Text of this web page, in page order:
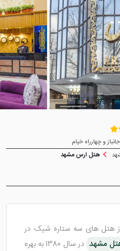
و چهارراه خیام
هتل ارس مشهد
هتل های سه ستاره شیک در
مشهد
در سال 1380 به بهره